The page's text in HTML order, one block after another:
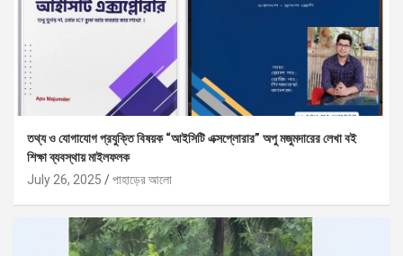
তথ্য ও যোগাযোগ প্রযুক্তি বিষয়ক “আইসিটি এক্সপ্লোরার” অপু মজুমদারের লেখা বই
শিক্ষা ব্যবস্থায় মাইলফলক
July 26, 2025
পাহাড়ের আলো